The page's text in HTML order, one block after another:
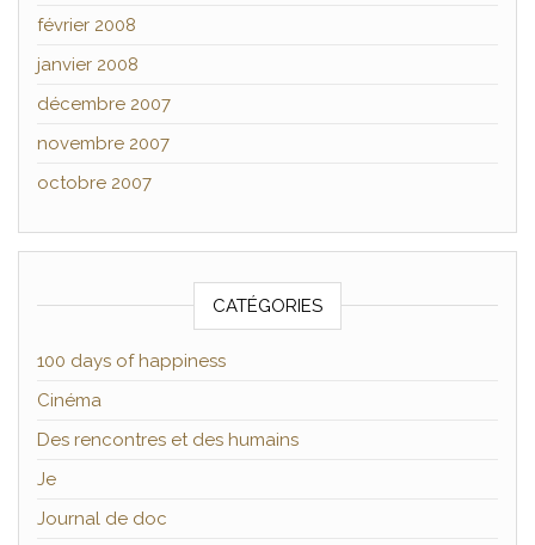
février 2008
janvier 2008
décembre 2007
novembre 2007
octobre 2007
CATÉGORIES
100 days of happiness
Cinéma
Des rencontres et des humains
Je
Journal de doc